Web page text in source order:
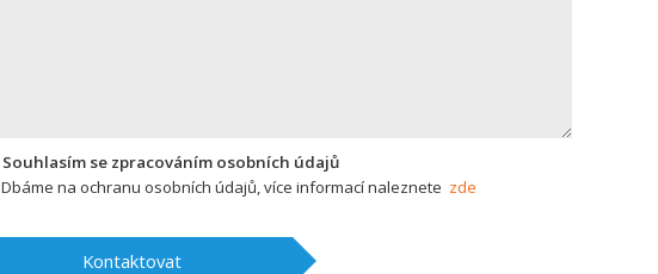
Souhlasím se zpracováním osobních údajů
Dbáme na ochranu osobních údajů, více informací naleznete zde
Kontaktovat